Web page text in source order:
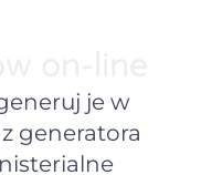
je w
generatora